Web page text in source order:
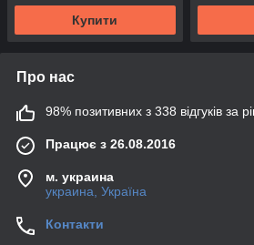
Купити
Про нас
98% позитивних з 338 відгуків за
Працює з 26.08.2016
м. украина
украина, Україна
Контакти